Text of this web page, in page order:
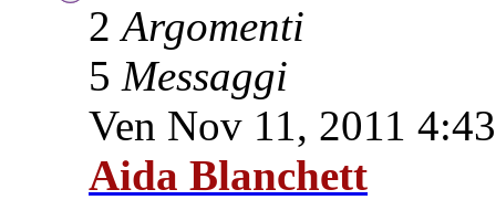
2Argomenti
5 Messaggi
Ven Nov 11, 2011
Aida Blanchett